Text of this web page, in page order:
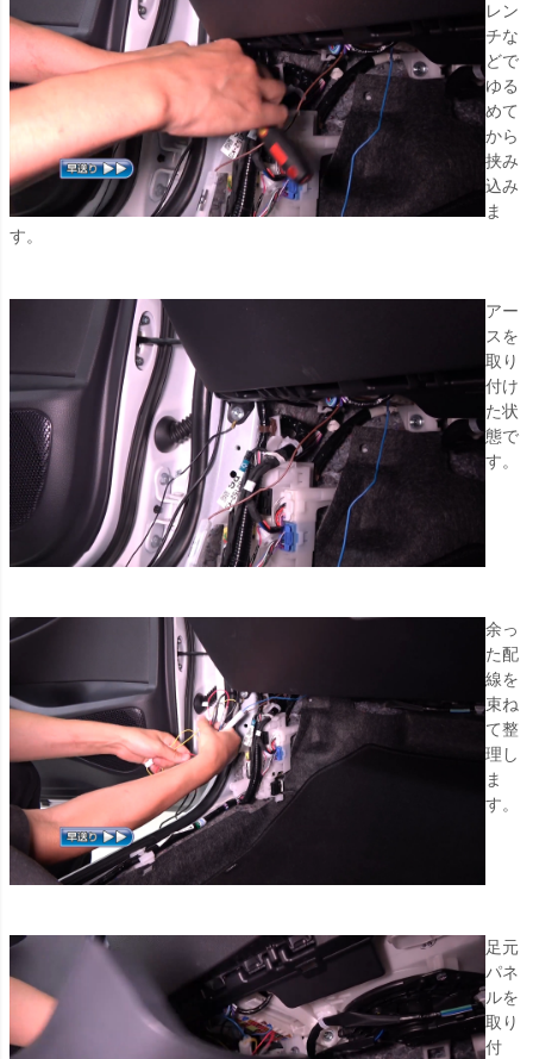
レン
チな
どで
ゆる
めて
から
挟み
込み
ま
す。
アー
スを
取り
付け
た状
態で
す。
余っ
た配
線を
束ね
て整
理し
ま
す。
足元
パネ
ルを
取り
付